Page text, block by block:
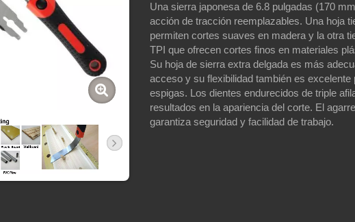
Una sierra japonesa de 6.8 pulgadas (170
acción de tracción reemplazables. Una hoja
permiten cortes suaves en madera y la otra
TPI que ofrecen cortes finos en materiales
Su hoja de sierra extra delgada es más
acceso y su flexibilidad también es excelente
espigas. Los dientes endurecidos de triple
resultados en la apariencia del corte. El
garantiza seguridad y facilidad de trabajo.